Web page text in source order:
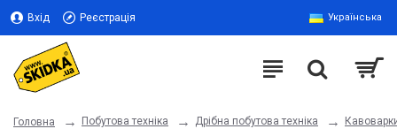
Вхід Реєстрація Українська
Головна Побутова техніка Дрібна побутова техніка